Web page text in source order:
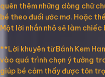
quên thêm những dòng chữ
bé theo đuổi ước mơ. Hoặc
Một lời nhắn nhỏ sẽ làm
**Lời khuyên từ Bánh Kem
vào quá trình chọn ý tưởng
giúp bé cảm thấy được tôn